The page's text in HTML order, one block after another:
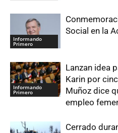
Informando
Primero
Social en la
Informando
Primero
Lanzan idea
Karin por
Muñoz dice
empleo
Cerrado